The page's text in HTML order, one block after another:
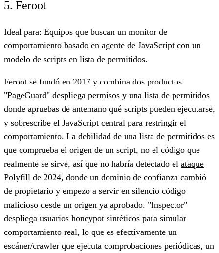
5. Feroot
Ideal para: Equipos que buscan un monitor de
comportamiento basado en agente de JavaScript con un
modelo de scripts en lista de permitidos.
Feroot se fundó en 2017 y combina dos productos.
"PageGuard" despliega permisos y una lista de permitidos
donde apruebas de antemano qué scripts pueden ejecutarse,
y sobrescribe el JavaScript central para restringir el
comportamiento. La debilidad de una lista de permitidos es
que comprueba el origen de un script, no el código que
realmente se sirve, así que no habría detectado el ataque
Polyfill de 2024, donde un dominio de confianza cambió
de propietario y empezó a servir en silencio código
malicioso desde un origen ya aprobado. "Inspector"
despliega usuarios honeypot sintéticos para simular
comportamiento real, lo que es efectivamente un
escáner/crawler que ejecuta comprobaciones periódicas, un